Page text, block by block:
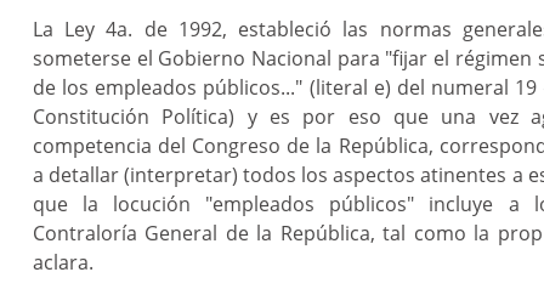
La Ley 4a. de 1992, estableció las normas
someterse el Gobierno Nacional para "fijar el régimen
de los empleados públicos..." (literal e) del numeral
Constitución Política) y es por eso que una vez
competencia del Congreso de la República,
a detallar (interpretar) todos los aspectos atinentes a
que la locución "empleados públicos" incluye a
Contraloría General de la República, tal como la
aclara.